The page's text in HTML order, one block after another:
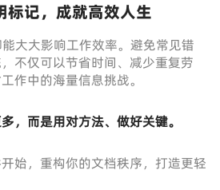
标记，成就高效人生
大大影响工作效率。避免常见错
不仅可以节省时间、减少重复劳
作中的海量信息挑战。
，而是用对方法、做好关键。
始，重构你的文档秩序，打造更轻